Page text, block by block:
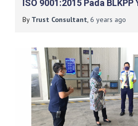
ISO 9001:2015 Pada
By Trust Consultant, 6 years ago